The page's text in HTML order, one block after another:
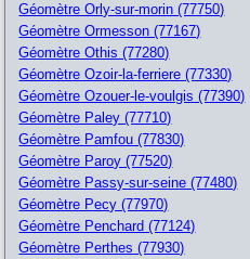
Géomètre Orly-sur-morin (77750)
Géomètre Ormesson (77167)
Géomètre Othis (77280)
Géomètre Ozoir-la-ferriere (77330)
Géomètre Ozouer-le-voulgis (77390)
Géomètre Paley (77710)
Géomètre Pamfou (77830)
Géomètre Paroy (77520)
Géomètre Passy-sur-seine (77480)
Géomètre Pecy (77970)
Géomètre Penchard (77124)
Géomètre Perthes (77930)